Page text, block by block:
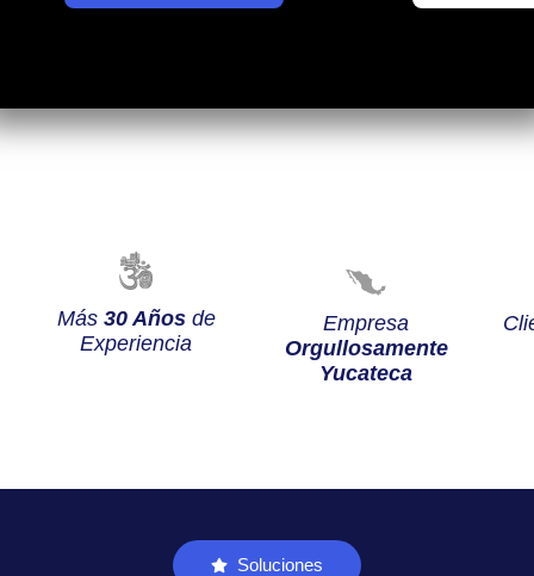
Más 30 Añosde
Experiencia
Empresa
Orgullosamente
Yucateca
Soluciones